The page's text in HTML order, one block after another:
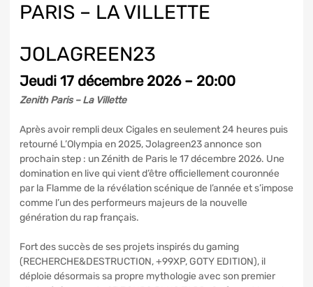
PARIS – LA VILLETTE
JOLAGREEN23
Jeudi 17 décembre 2026 – 20:00
Zenith Paris – La Villette
Après avoir rempli deux Cigales en seulement 24 heures puis
retourné L’Olympia en 2025, Jolagreen23 annonce son
prochain step : un Zénith de Paris le 17 décembre 2026. Une
domination en live qui vient d’être officiellement couronnée
par la Flamme de la révélation scénique de l’année et s’impose
comme l’un des performeurs majeurs de la nouvelle
génération du rap français.
Fort des succès de ses projets inspirés du gaming
(RECHERCHE&DESTRUCTION, +99XP, GOTY EDITION), il
déploie désormais sa propre mythologie avec son premier